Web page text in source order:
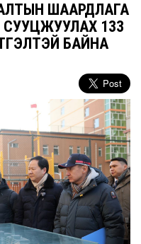
ШААРДЛАГА
СУУЦЖУУЛАХ 133
БАЙНА